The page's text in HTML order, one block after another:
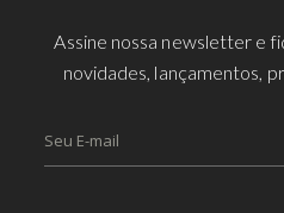
Assine nossa newsletter e
novidades, lançamentos,